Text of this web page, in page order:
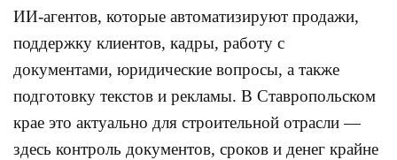
ИИ-агентов, которые автоматизируют продажи,
поддержку клиентов, кадры, работу с
документами, юридические вопросы, а также
подготовку текстов и рекламы. В Ставропольском
крае это актуально для строительной отрасли —
здесь контроль документов, сроков и денег крайне